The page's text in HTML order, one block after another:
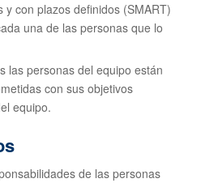
y con plazos definidos (SMART)
una de las personas que lo
las personas del equipo están
con sus objetivos
equipo.
de las personas